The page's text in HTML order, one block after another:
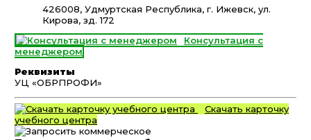
426008, Удмуртская Республика, г. Ижевск, ул.
Кирова, зд. 172
Консультация с
менеджером
Реквизиты
УЦ «ОБРПРОФИ»
Скачать карточку
учебного центра